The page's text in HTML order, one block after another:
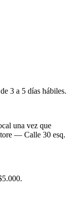
3 a 5 días hábiles.
una vez que
— Calle 30 esq.